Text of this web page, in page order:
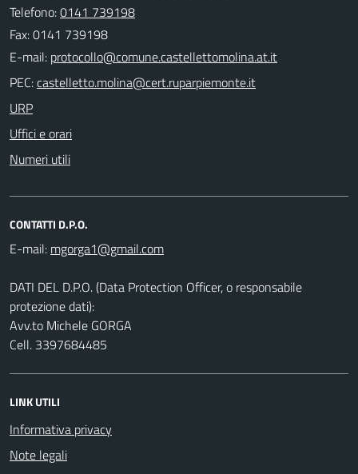
Telefono:0141 739198
Fax: 0141 739198
E-mail:
PEC:
URP
Uffici e orari
Numeri utili
CONTATTI D.P.O.
E-mail:
DATI DEL D.P.O. (Data Protection Officer, o responsabile
protezione dati):
Avv.to Michele GORGA
Cell. 3397684485
LINK UTILI
Informativa privacy
Note legali